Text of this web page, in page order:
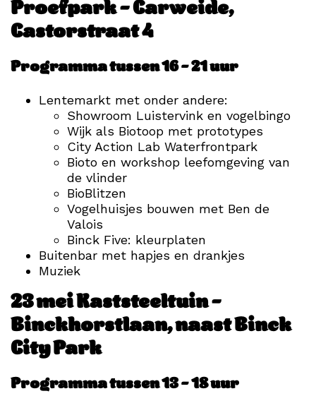
Proefpark –Carweide,
Castorstraat 4
Programma tussen 16 – 21 uur
Lentemarkt met onder andere:
Showroom Luistervink en vogelbingo
Wijk als Biotoop met prototypes
City Action Lab Waterfrontpark
Bioto en workshop leefomgeving van
de vlinder
BioBlitzen
Vogelhuisjes bouwen met Ben de
Valois
Binck Five: kleurplaten
Buitenbar met hapjes en drankjes
Muziek
23 meiKaststeeltuin –
Binckhorstlaan, naast Binck
City Park
Programma tussen 13 – 18 uur